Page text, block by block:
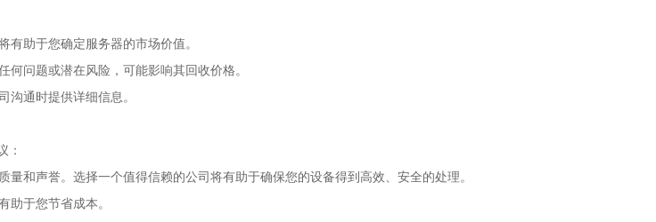
助于您确定服务器的市场价值。
问题或潜在风险，可能影响其回收价格。
通时提供详细信息。
：
和声誉。选择一个值得信赖的公司将有助于确保您的设备得到高效、安全的处理。
助于您节省成本。